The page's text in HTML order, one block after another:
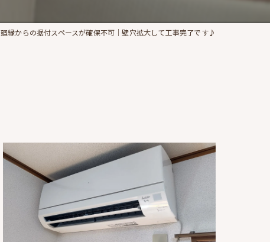
廻縁からの据付スペースが確保不可｜壁穴拡大して工事完了です♪